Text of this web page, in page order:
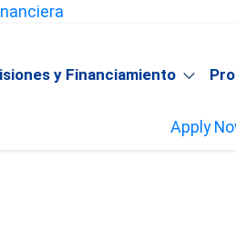
y Financiamiento
Apply